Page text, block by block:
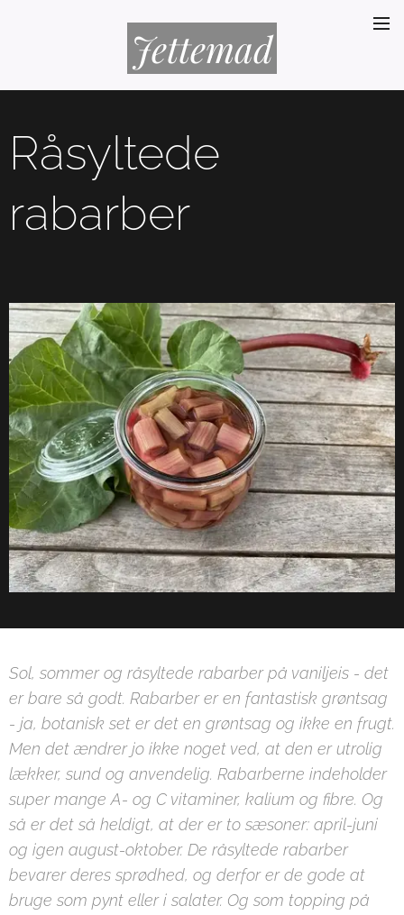
Jettemad
Råsyltede
rabarber
Sol, sommer og råsyltede rabarber på vaniljeis - det
er bare så godt. Rabarber er en fantastisk grøntsag
- ja, botanisk set er det en grøntsag og ikke en frugt.
Men det ændrer jo ikke noget ved, at den er utrolig
lækker, sund og anvendelig. Rabarberne indeholder
super mange A- og C vitaminer, kalium og fibre. Og
så er det så heldigt, at der er to sæsoner: april-juni
og igen august-oktober. De råsyltede rabarber
bevarer deres sprødhed, og derfor er de gode at
bruge som pynt eller i salater. Og som topping på